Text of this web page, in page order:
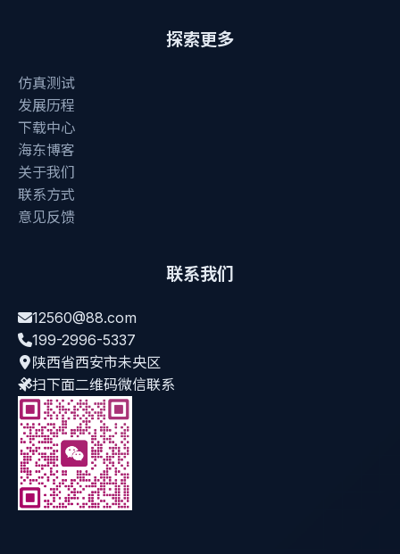
探索更多
仿真测试
发展历程
下载中心
海东博客
关于我们
联系方式
意见反馈
联系我们
12560@88.com
199-2996-5337
陕西省西安市未央区
扫下面二维码微信联系